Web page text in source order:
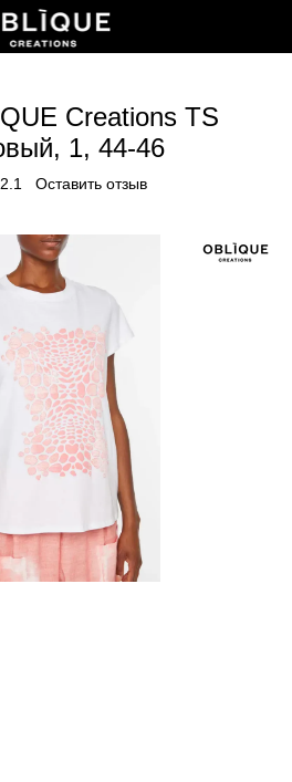
Creations TS
1, 44-46
Оставить отзыв